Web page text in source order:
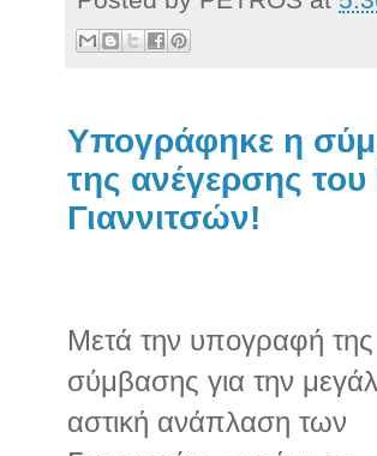
Υπογράφηκε η
της ανέγερσης
Γιαννιτσών!
Μετά την υπογραφή της
σύμβασης για την
αστική ανάπλαση των